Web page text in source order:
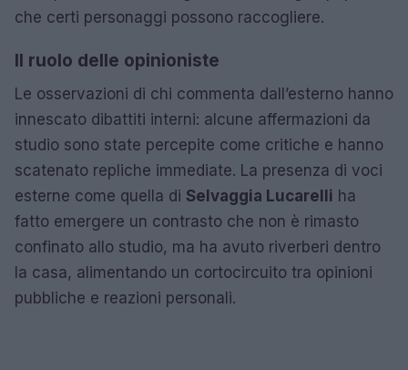
che certi personaggi possono raccogliere.
Il ruolo delle opinioniste
Le osservazioni di chi commenta dall’esterno hanno
innescato dibattiti interni: alcune affermazioni da
studio sono state percepite come critiche e hanno
scatenato repliche immediate. La presenza di voci
esterne come quella di Selvaggia Lucarelli ha
fatto emergere un contrasto che non è rimasto
confinato allo studio, ma ha avuto riverberi dentro
la casa, alimentando un cortocircuito tra opinioni
pubbliche e reazioni personali.